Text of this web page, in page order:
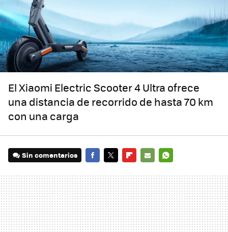
El Xiaomi Electric Scooter 4 Ultra ofrece
una distancia de recorrido de hasta 70 km
con una carga
Sin comentarios
MAIL